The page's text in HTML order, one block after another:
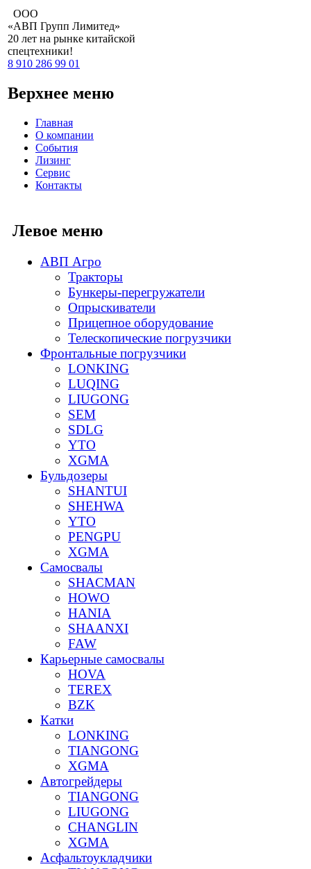
ООО
«АВП Групп Лимитед»
20 лет на рынке китайской
спецтехники!
8 910 286 99 01
Верхнее меню
Главная
О компании
События
Лизинг
Сервис
Контакты
Левое меню
АВП Агро
Тракторы
Бункеры-перегружатели
Опрыскиватели
Прицепное оборудование
Телескопические погрузчики
Фронтальные погрузчики
LONKING
LUQING
LIUGONG
SEM
SDLG
YTO
XGMA
Бульдозеры
SHANTUI
SHEHWA
YTO
PENGPU
XGMA
Самосвалы
SHACMAN
HOWO
HANIA
SHAANXI
FAW
Карьерные самосвалы
HOVA
TEREX
BZK
Катки
LONKING
TIANGONG
XGMA
Автогрейдеры
TIANGONG
LIUGONG
CHANGLIN
XGMA
Асфальтоукладчики